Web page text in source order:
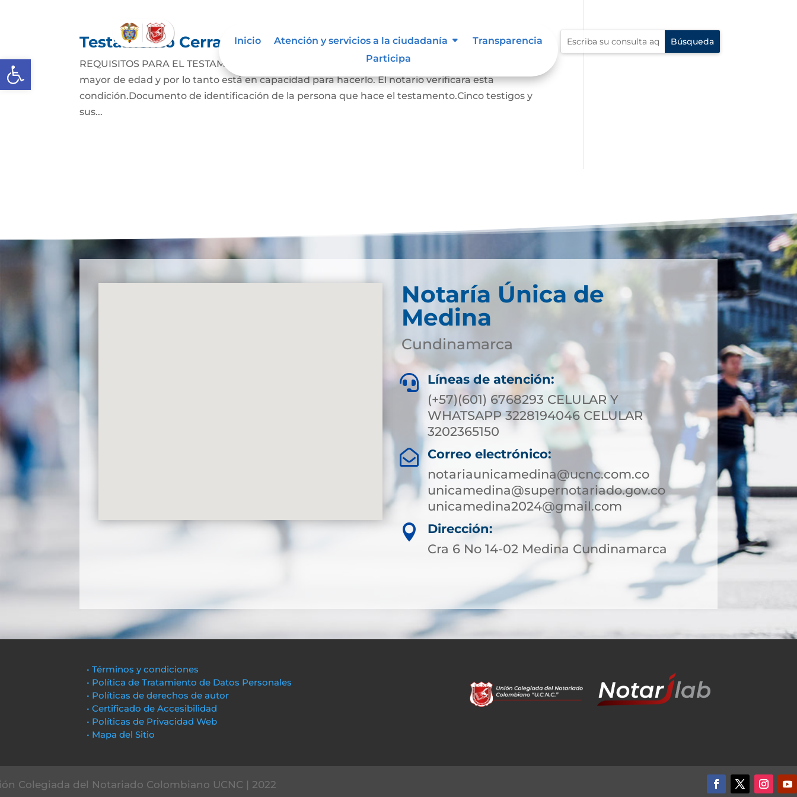
Abrir barra de herramientas
Inicio Atención y servicios a la ciudadanía
Transparencia
Participa
Testamento Cerrado
REQUISITOS PARA EL TESTAMENTO CERRADO: La persona que hace este testamento debe ser
mayor de edad y por lo tanto está en capacidad para hacerlo. El notario verificara esta
condición.Documento de identificación de la persona que hace el testamento.Cinco testigos y
sus...
Notaría Única de
Medina
Cundinamarca

Líneas de atención:
(+57)(601) 6768293 CELULAR Y
WHATSAPP 3228194046 CELULAR
3202365150

Correo electrónico:
notariaunicamedina@ucnc.com.co
unicamedina@supernotariado.gov.co
unicamedina2024@gmail.com

Dirección:
Cra 6 No 14-02 Medina Cundinamarca
• Términos y condiciones
• Política de Tratamiento de Datos Personales
• Políticas de derechos de autor
• Certificado de Accesibilidad
• Políticas de Privacidad Web
• Mapa del Sitio
Colegiada del Notariado Colombiano UCNC | 2022